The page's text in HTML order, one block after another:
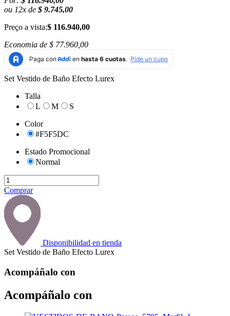
ou 12x de $ 9.745,00
Preço a vista:$ 116.940,00
Economia de $ 77.960,00
Set Vestido de Baño Efecto Lurex
Talla
L
M
S
Color
#F5F5DC
Estado Promocional
Normal
Comprar
Disponibilidad en tienda
Set Vestido de Baño Efecto Lurex
Acompáñalo con
Acompáñalo con